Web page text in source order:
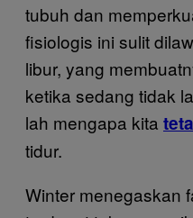
tubuh dan
fisiologis ini sulit
libur, yang
ketika sedang tidak
lah mengapa kita
tidur.
Winter menegaskan